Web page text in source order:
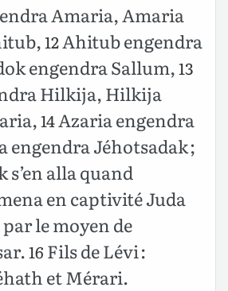
Amaria, Amaria
12Ahitub engendra
engendra Sallum,13
Hilkija, Hilkija
14Azaria engendra
engendra Jéhotsadak ;
s’en alla quand
en captivité Juda
le moyen de
16 Fils de Lévi :
et Mérari.